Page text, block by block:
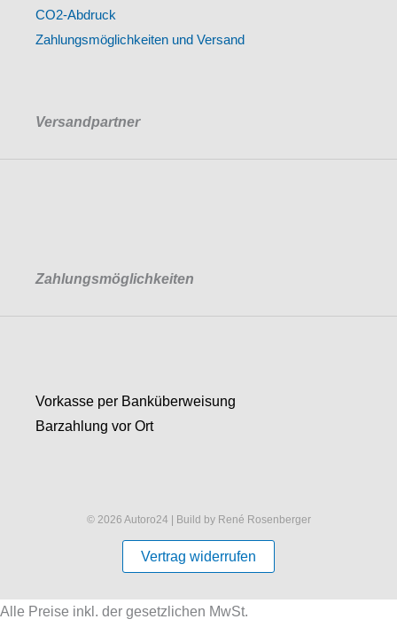
CO2-Abdruck
Zahlungsmöglichkeiten und Versand
Versandpartner
Zahlungsmöglichkeiten
Vorkasse per Banküberweisung
Barzahlung vor Ort
© 2026 Autoro24 | Build by René Rosenberger
Vertrag widerrufen
Alle Preise inkl. der gesetzlichen MwSt.